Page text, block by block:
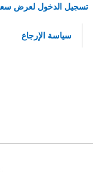
تسجيل الدخول لعرض
سياسة الإرجاع